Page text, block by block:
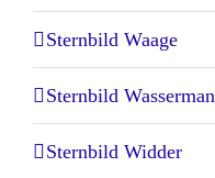
Sternbild Waage
Sternbild
Sternbild Widder